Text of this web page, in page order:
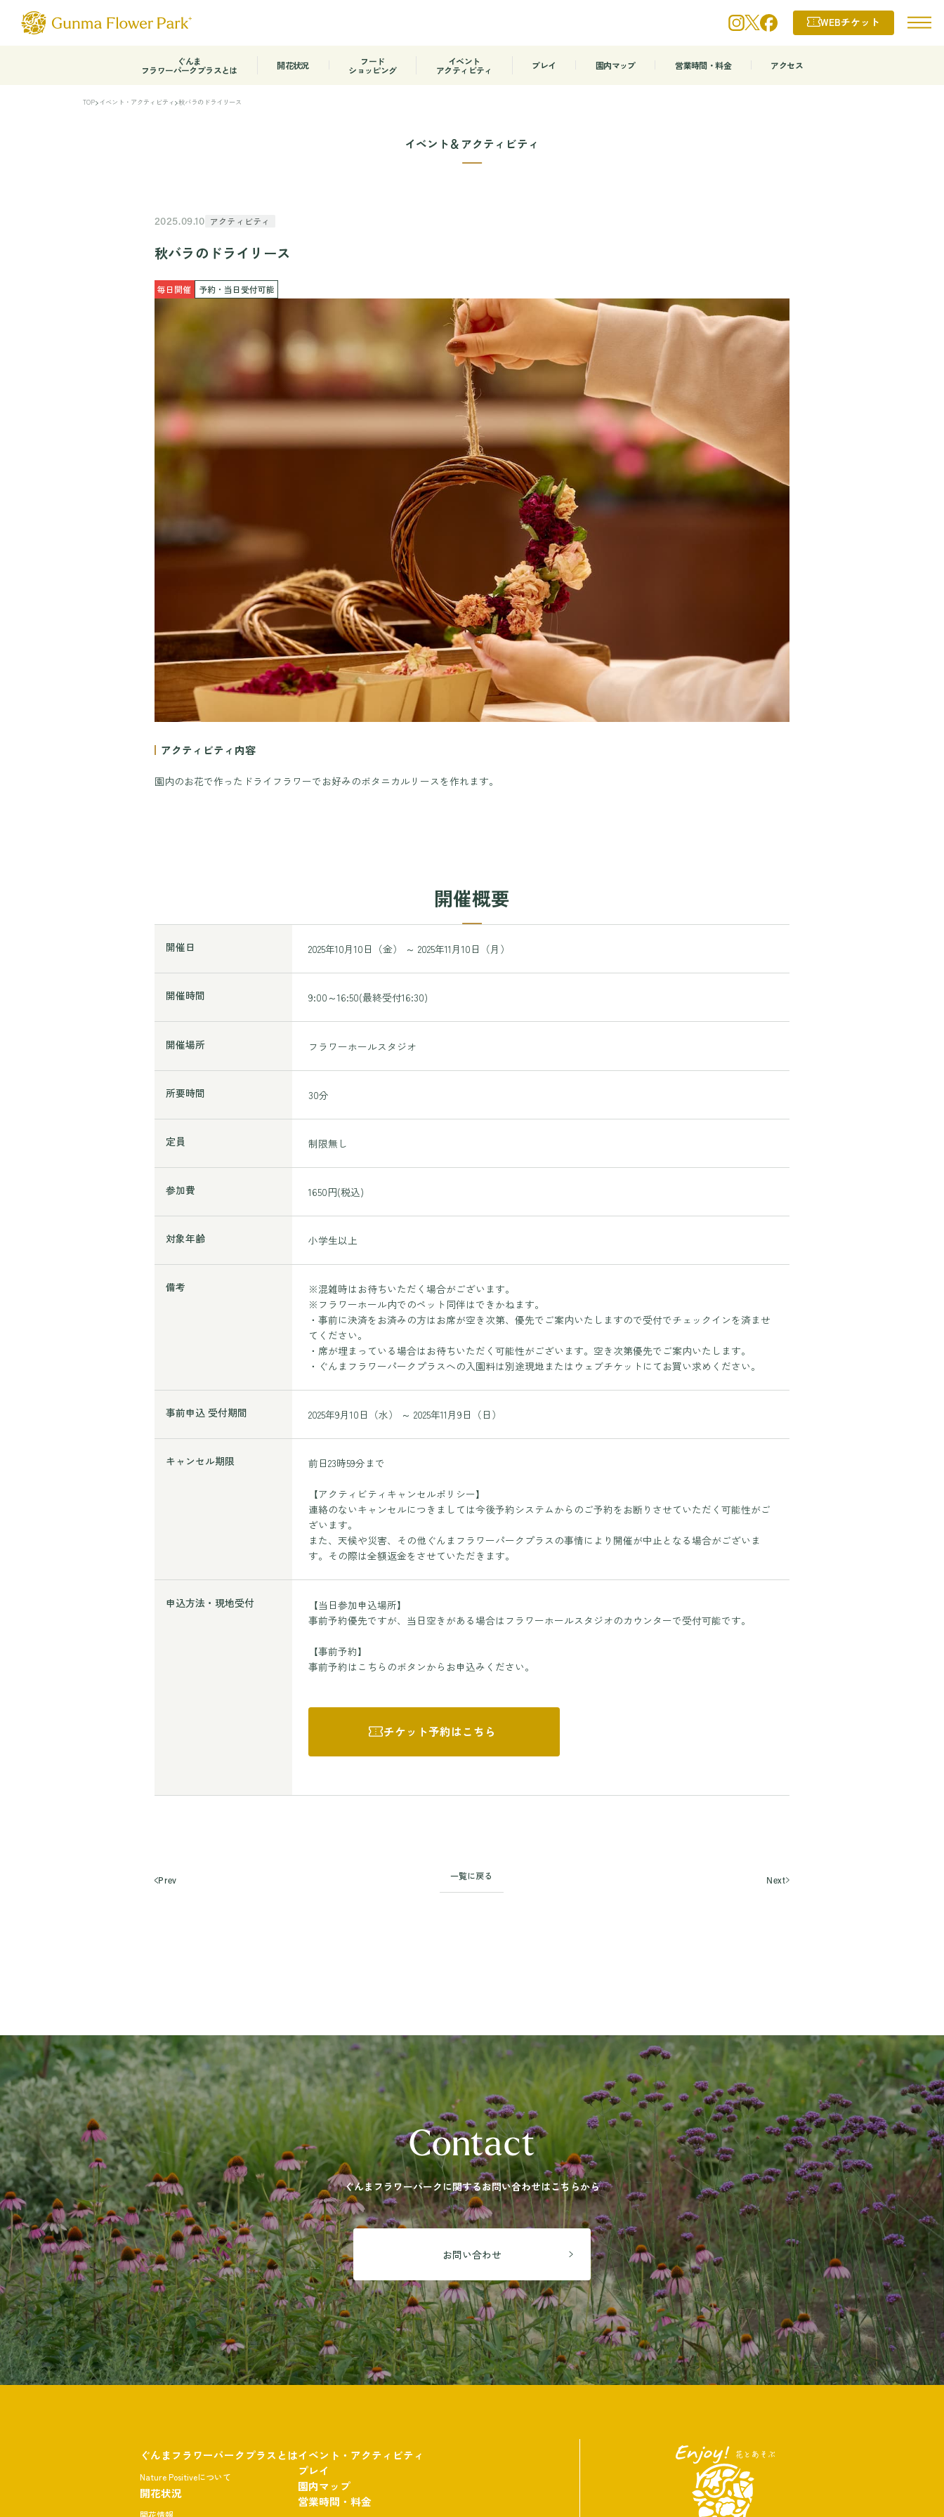
WEBチケット
ぐんまフラワーパークプラスとは
Nature Positiveについて
開花状況
開花情報
季節の花
フード・ショッピング
MINAMO MARKET / HANA SHOP
営業時間・料金
アクセス
お知らせ・コラム
採用情報
tel. 027-283-8189
ぐんま
フラワーパークプラスとは 開花状況 フード
ショッピング
イベント
アクティビティ プレイ 園内マップ 営業時間・料金 アクセス
TOP イベント・アクティビティ 秋バラのドライリース
イベント＆アクティビティ
2025.09.10 アクティビティ
秋バラのドライリース
予約・当日受付可能
毎日開催
アクティビティ内容
園内のお花で作ったドライフラワーでお好みのボタニカルリースを作れます。
開催概要
開催日 2025年10月10日（金） ～ 2025年11月10日（月）
開催時間 9:00～16:50(最終受付16:30)
開催場所 フラワーホールスタジオ
所要時間 30分
定員 制限無し
参加費 1650円(税込)
対象年齢 小学生以上
備考
※混雑時はお待ちいただく場合がございます。
※フラワーホール内でのペット同伴はできかねます。
・事前に決済をお済みの方はお席が空き次第、優先でご案内いたしますので受付でチェックインを済ませ
てください。
・席が埋まっている場合はお待ちいただく可能性がございます。空き次第優先でご案内いたします。
・ぐんまフラワーパークプラスへの入園料は別途現地またはウェブチケットにてお買い求めください。
事前申込 受付期間 2025年9月10日（水） ～ 2025年11月9日（日）
キャンセル期限 前日23時59分まで
【アクティビティキャンセルポリシー】
連絡のないキャンセルにつきましては今後予約システムからのご予約をお断りさせていただく可能性がご
ざいます。
また、天候や災害、その他ぐんまフラワーパークプラスの事情により開催が中止となる場合がございま
す。その際は全額返金をさせていただきます。
申込方法・現地受付
【当日参加申込場所】
事前予約優先ですが、当日空きがある場合はフラワーホールスタジオのカウンターで受付可能です。
【事前予約】
事前予約はこちらのボタンからお申込みください。
チケット予約はこちら
Prev 一覧に戻る Next
Contact
ぐんまフラワーパークに関するお問い合わせはこちらから
お問い合わせ
ぐんまフラワーパークプラスとは
Nature Positiveについて
開花状況
イベント・アクティビティ
プレイ
園内マップ
営業時間・料金